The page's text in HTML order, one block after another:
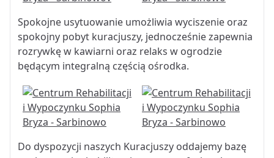
Spokojne usytuowanie umożliwia wyciszenie oraz
spokojny pobyt kuracjuszy, jednocześnie zapewnia
rozrywkę w kawiarni oraz relaks w ogrodzie
będącym integralną częścią ośrodka.
Do dyspozycji naszych Kuracjuszy oddajemy bazę